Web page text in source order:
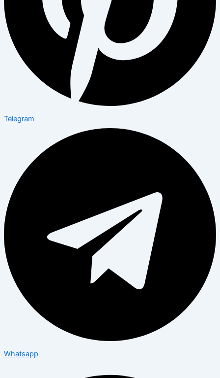
Telegram
Whatsapp